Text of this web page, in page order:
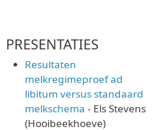
PRESENTATIES
Resultaten
melkregimeproef ad
libitum versus standaard
melkschema - Els Stevens
(Hooibeekhoeve)